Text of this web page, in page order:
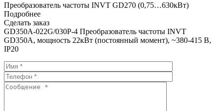
Преобразователь частоты INVT GD270 (0,75…630кВт)
Подробнее
Сделать заказ
GD350A-022G/030P-4 Преобразователь частоты INVT
GD350A, мощность 22кВт (постоянный момент), ~380-415 В,
IP20